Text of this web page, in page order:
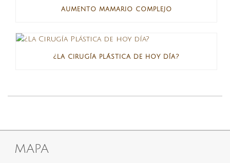
AUMENTO MAMARIO COMPLEJO
¿LA CIRUGÍA PLÁSTICA DE HOY DÍA?
MAPA